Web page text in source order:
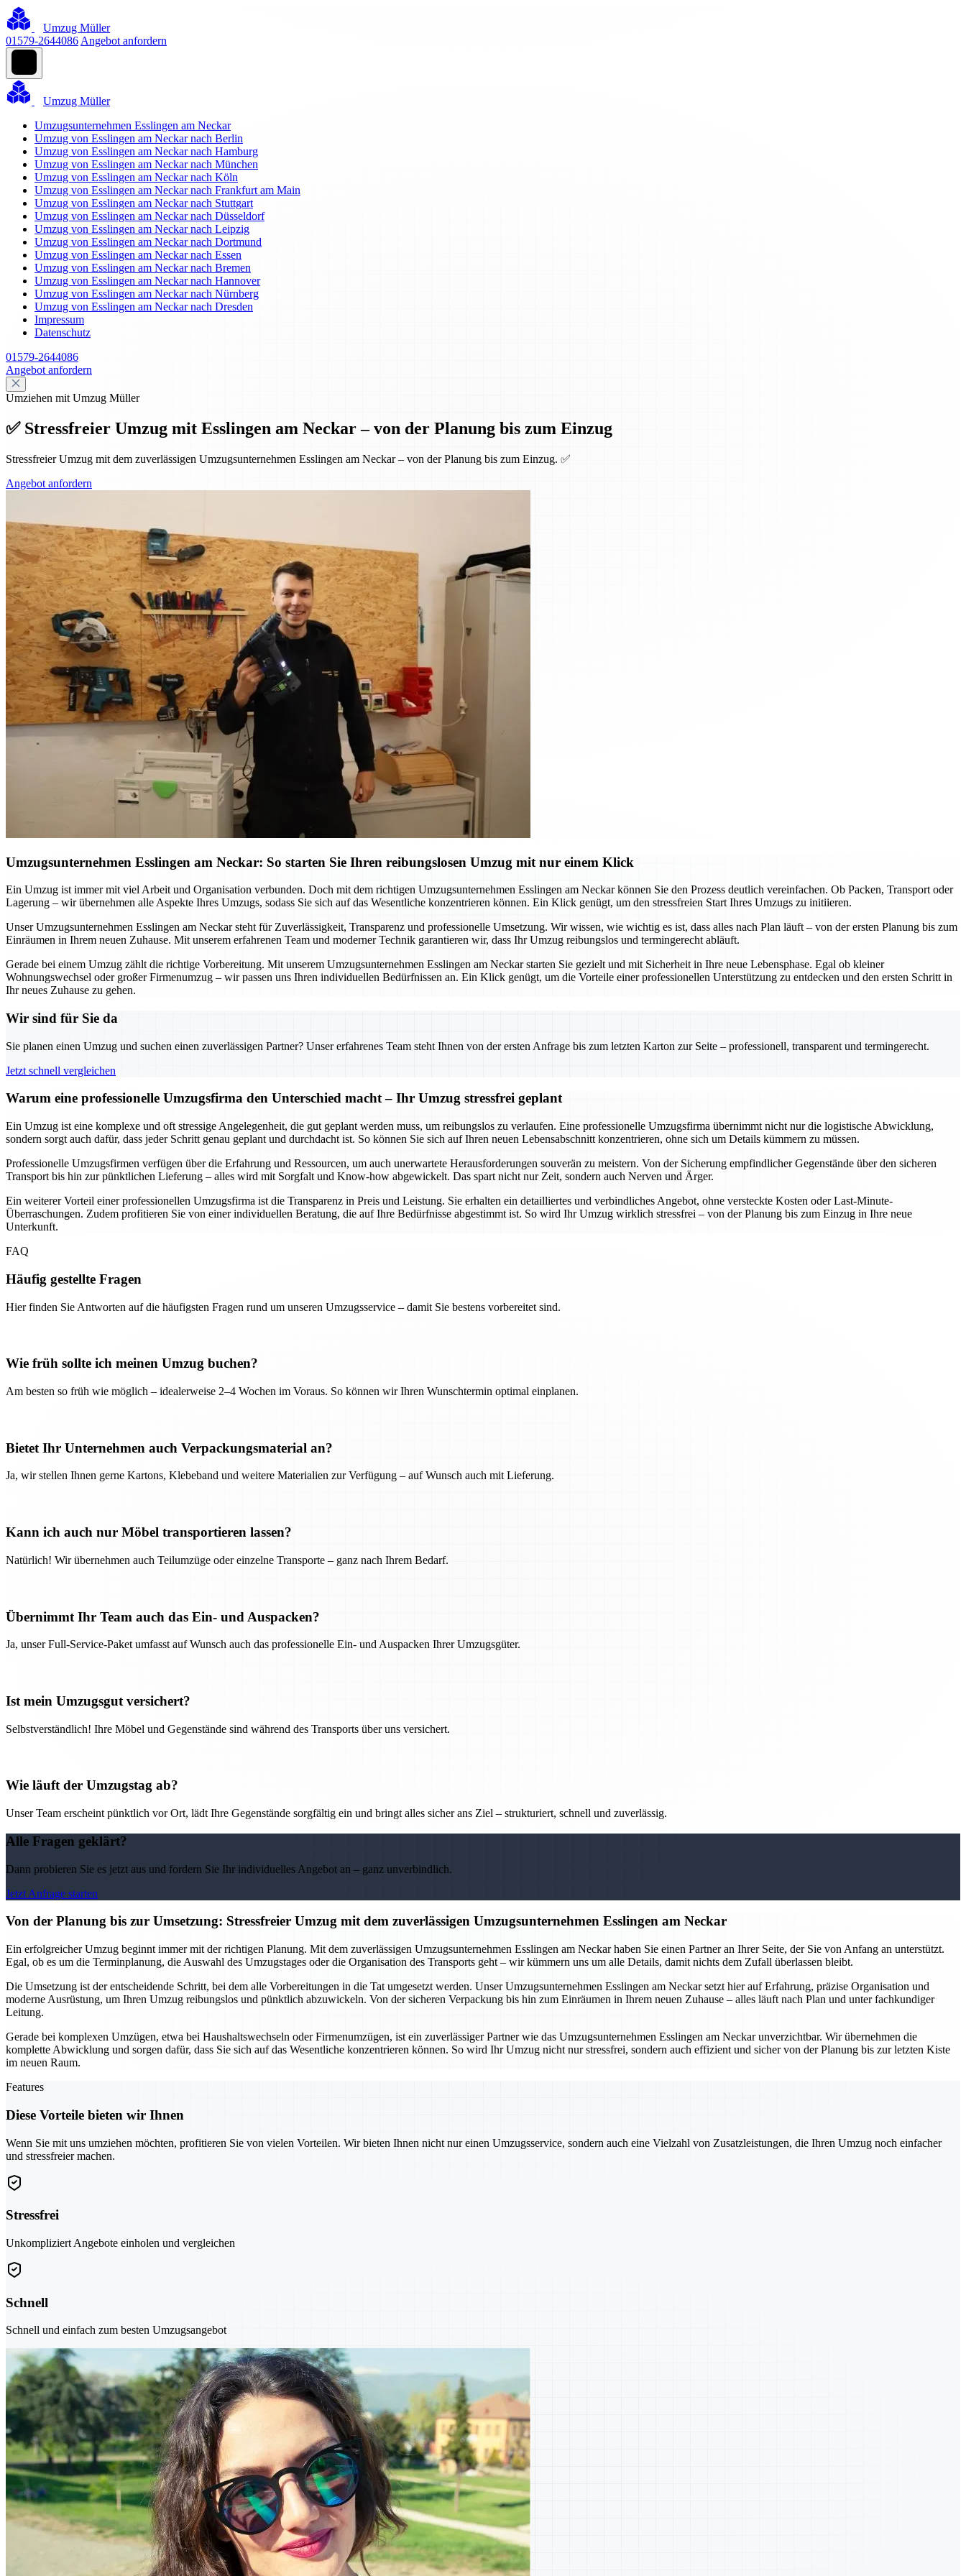
Umzug Müller
01579-2644086 Angebot anfordern
Umzug Müller
Umzugsunternehmen Esslingen am Neckar
Umzug von Esslingen am Neckar nach Berlin
Umzug von Esslingen am Neckar nach Hamburg
Umzug von Esslingen am Neckar nach München
Umzug von Esslingen am Neckar nach Köln
Umzug von Esslingen am Neckar nach Frankfurt am Main
Umzug von Esslingen am Neckar nach Stuttgart
Umzug von Esslingen am Neckar nach Düsseldorf
Umzug von Esslingen am Neckar nach Leipzig
Umzug von Esslingen am Neckar nach Dortmund
Umzug von Esslingen am Neckar nach Essen
Umzug von Esslingen am Neckar nach Bremen
Umzug von Esslingen am Neckar nach Hannover
Umzug von Esslingen am Neckar nach Nürnberg
Umzug von Esslingen am Neckar nach Dresden
Impressum
Datenschutz
01579-2644086
Angebot anfordern
Umziehen mit Umzug Müller
✅ Stressfreier Umzug mit Esslingen am Neckar – von der Planung bis zum Einzug
Stressfreier Umzug mit dem zuverlässigen Umzugsunternehmen Esslingen am Neckar – von der Planung bis zum Einzug. ✅
Angebot anfordern
Umzugsunternehmen Esslingen am Neckar: So starten Sie Ihren reibungslosen Umzug mit nur einem Klick
Ein Umzug ist immer mit viel Arbeit und Organisation verbunden. Doch mit dem richtigen Umzugsunternehmen Esslingen am Neckar können Sie den Prozess deutlich vereinfachen. Ob Packen, Transport oder
Lagerung – wir übernehmen alle Aspekte Ihres Umzugs, sodass Sie sich auf das Wesentliche konzentrieren können. Ein Klick genügt, um den stressfreien Start Ihres Umzugs zu initiieren.
Unser Umzugsunternehmen Esslingen am Neckar steht für Zuverlässigkeit, Transparenz und professionelle Umsetzung. Wir wissen, wie wichtig es ist, dass alles nach Plan läuft – von der ersten Planung bis zum
Einräumen in Ihrem neuen Zuhause. Mit unserem erfahrenen Team und moderner Technik garantieren wir, dass Ihr Umzug reibungslos und termingerecht abläuft.
Gerade bei einem Umzug zählt die richtige Vorbereitung. Mit unserem Umzugsunternehmen Esslingen am Neckar starten Sie gezielt und mit Sicherheit in Ihre neue Lebensphase. Egal ob kleiner
Wohnungswechsel oder großer Firmenumzug – wir passen uns Ihren individuellen Bedürfnissen an. Ein Klick genügt, um die Vorteile einer professionellen Unterstützung zu entdecken und den ersten Schritt in
Ihr neues Zuhause zu gehen.
Wir sind für Sie da
Sie planen einen Umzug und suchen einen zuverlässigen Partner? Unser erfahrenes Team steht Ihnen von der ersten Anfrage bis zum letzten Karton zur Seite – professionell, transparent und termingerecht.
Jetzt schnell vergleichen
Warum eine professionelle Umzugsfirma den Unterschied macht – Ihr Umzug stressfrei geplant
Ein Umzug ist eine komplexe und oft stressige Angelegenheit, die gut geplant werden muss, um reibungslos zu verlaufen. Eine professionelle Umzugsfirma übernimmt nicht nur die logistische Abwicklung,
sondern sorgt auch dafür, dass jeder Schritt genau geplant und durchdacht ist. So können Sie sich auf Ihren neuen Lebensabschnitt konzentrieren, ohne sich um Details kümmern zu müssen.
Professionelle Umzugsfirmen verfügen über die Erfahrung und Ressourcen, um auch unerwartete Herausforderungen souverän zu meistern. Von der Sicherung empfindlicher Gegenstände über den sicheren
Transport bis hin zur pünktlichen Lieferung – alles wird mit Sorgfalt und Know-how abgewickelt. Das spart nicht nur Zeit, sondern auch Nerven und Ärger.
Ein weiterer Vorteil einer professionellen Umzugsfirma ist die Transparenz in Preis und Leistung. Sie erhalten ein detailliertes und verbindliches Angebot, ohne versteckte Kosten oder Last-Minute-
Überraschungen. Zudem profitieren Sie von einer individuellen Beratung, die auf Ihre Bedürfnisse abgestimmt ist. So wird Ihr Umzug wirklich stressfrei – von der Planung bis zum Einzug in Ihre neue
Unterkunft.
FAQ
Häufig gestellte Fragen
Hier finden Sie Antworten auf die häufigsten Fragen rund um unseren Umzugsservice – damit Sie bestens vorbereitet sind.
Wie früh sollte ich meinen Umzug buchen?
Am besten so früh wie möglich – idealerweise 2–4 Wochen im Voraus. So können wir Ihren Wunschtermin optimal einplanen.
Bietet Ihr Unternehmen auch Verpackungsmaterial an?
Ja, wir stellen Ihnen gerne Kartons, Klebeband und weitere Materialien zur Verfügung – auf Wunsch auch mit Lieferung.
Kann ich auch nur Möbel transportieren lassen?
Natürlich! Wir übernehmen auch Teilumzüge oder einzelne Transporte – ganz nach Ihrem Bedarf.
Übernimmt Ihr Team auch das Ein- und Auspacken?
Ja, unser Full-Service-Paket umfasst auf Wunsch auch das professionelle Ein- und Auspacken Ihrer Umzugsgüter.
Ist mein Umzugsgut versichert?
Selbstverständlich! Ihre Möbel und Gegenstände sind während des Transports über uns versichert.
Wie läuft der Umzugstag ab?
Unser Team erscheint pünktlich vor Ort, lädt Ihre Gegenstände sorgfältig ein und bringt alles sicher ans Ziel – strukturiert, schnell und zuverlässig.
Alle Fragen geklärt?
Dann probieren Sie es jetzt aus und fordern Sie Ihr individuelles Angebot an – ganz unverbindlich.
Jetzt Anfrage starten
Von der Planung bis zur Umsetzung: Stressfreier Umzug mit dem zuverlässigen Umzugsunternehmen Esslingen am Neckar
Ein erfolgreicher Umzug beginnt immer mit der richtigen Planung. Mit dem zuverlässigen Umzugsunternehmen Esslingen am Neckar haben Sie einen Partner an Ihrer Seite, der Sie von Anfang an unterstützt.
Egal, ob es um die Terminplanung, die Auswahl des Umzugstages oder die Organisation des Transports geht – wir kümmern uns um alle Details, damit nichts dem Zufall überlassen bleibt.
Die Umsetzung ist der entscheidende Schritt, bei dem alle Vorbereitungen in die Tat umgesetzt werden. Unser Umzugsunternehmen Esslingen am Neckar setzt hier auf Erfahrung, präzise Organisation und
moderne Ausrüstung, um Ihren Umzug reibungslos und pünktlich abzuwickeln. Von der sicheren Verpackung bis hin zum Einräumen in Ihrem neuen Zuhause – alles läuft nach Plan und unter fachkundiger
Leitung.
Gerade bei komplexen Umzügen, etwa bei Haushaltswechseln oder Firmenumzügen, ist ein zuverlässiger Partner wie das Umzugsunternehmen Esslingen am Neckar unverzichtbar. Wir übernehmen die
komplette Abwicklung und sorgen dafür, dass Sie sich auf das Wesentliche konzentrieren können. So wird Ihr Umzug nicht nur stressfrei, sondern auch effizient und sicher von der Planung bis zur letzten Kiste
im neuen Raum.
Features
Diese Vorteile bieten wir Ihnen
Wenn Sie mit uns umziehen möchten, profitieren Sie von vielen Vorteilen. Wir bieten Ihnen nicht nur einen Umzugsservice, sondern auch eine Vielzahl von Zusatzleistungen, die Ihren Umzug noch einfacher
und stressfreier machen.
Stressfrei
Unkompliziert Angebote einholen und vergleichen
Schnell
Schnell und einfach zum besten Umzugsangebot